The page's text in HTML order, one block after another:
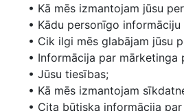
• Kā mēs izmantojam jūsu
• Kādu personīgo
• Cik ilgi mēs glabājam jūsu
• Informācija par mārketinga
• Jūsu tiesības;
• Kā mēs izmantojam
• Cita būtiska informācija